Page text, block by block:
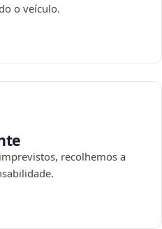
o veículo.
recolhemos a